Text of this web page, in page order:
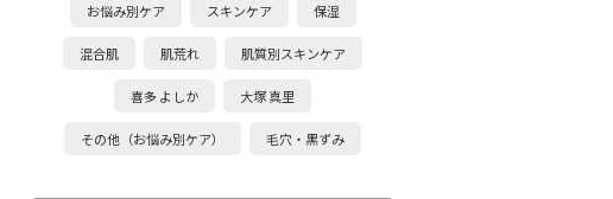
お悩み別ケア スキンケア 保湿
混合肌 肌荒れ 肌質別スキンケア
喜多 よしか 大塚 真里
その他（お悩み別ケア） 毛穴・黒ずみ